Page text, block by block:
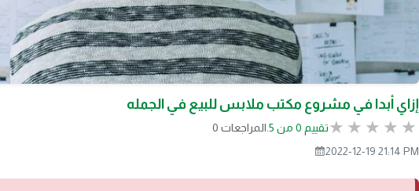
إزاي أبدا في مشروع مكتب ملابس للبيع في الجمله
تقييم 0 من 5.
0 المراجعات
2022-12-19 21:14 PM